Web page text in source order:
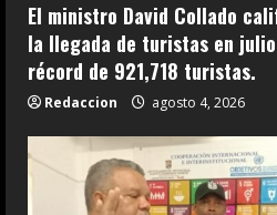
El ministro David Collado
la llegada de turistas en
récord de 921,718 turistas.
Redaccion agosto 4, 2026